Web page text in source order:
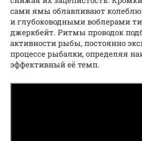
сами ямы облавливают
и глубоководными воблерами
джеркбейт. Ритмы проводок
активности рыбы, постоянно
процессе рыбалки, определяя
эффективный её темп.